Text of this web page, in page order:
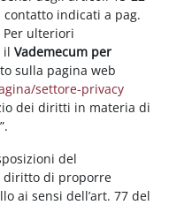
indicati a pag.
ulteriori
ilVademecum per
sulla pagina web
settore-privacy
dei diritti in materia di
del
diritto di proporre
ai sensi dell’art. 77 del